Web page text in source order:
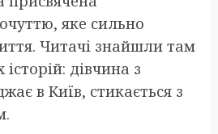
яке сильно
Читачі знайшли там
дівчина з
в Київ, стикається з